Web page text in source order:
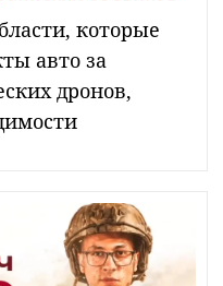
которые
авто за
дронов,